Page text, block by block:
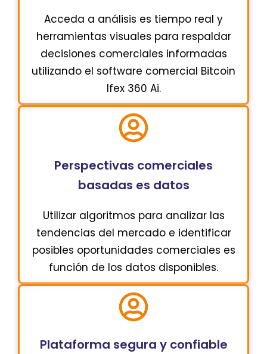
Acceda a análisis es tiempo real y
herramientas visuales para respaldar
decisiones comerciales informadas
utilizando el software comercial Bitcoin
Ifex 360 Ai.
Perspectivas comerciales
basadas es datos
Utilizar algoritmos para analizar las
tendencias del mercado e identificar
posibles oportunidades comerciales es
función de los datos disponibles.
Plataforma segura y confiable